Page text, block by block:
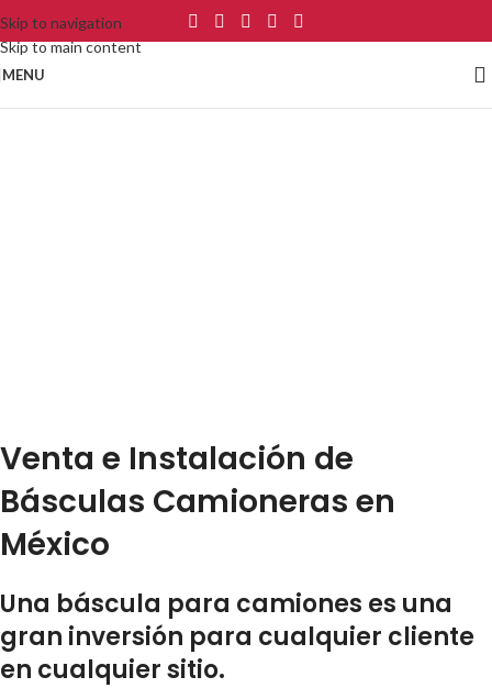
Skip to navigation
Skip to main content
MENU
Venta e Instalación de
Básculas Camioneras en
México
Una báscula para camiones es una
gran inversión para cualquier cliente
en cualquier sitio.